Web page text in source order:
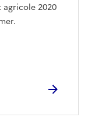
agricole 2020